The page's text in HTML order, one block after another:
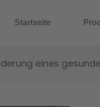
Startseite
eines